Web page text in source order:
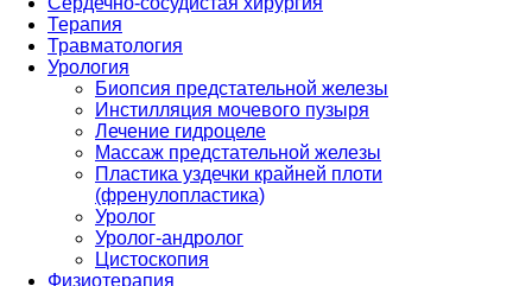
Терапия
Травматология
Урология
Биопсия предстательной железы
Инстилляция мочевого пузыря
Лечение гидроцеле
Массаж предстательной железы
Пластика уздечки крайней плоти
(френулопластика)
Уролог
Уролог-андролог
Цистоскопия
Физиотерапия